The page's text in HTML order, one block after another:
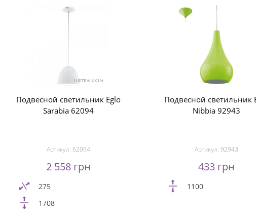
Подвесной светильник Eglo
Sarabia 62094
Артикул: 62094
2 558 грн
275
1708
Подвесной светильник
Nibbia 92943
Артикул:92943
433 грн
1100